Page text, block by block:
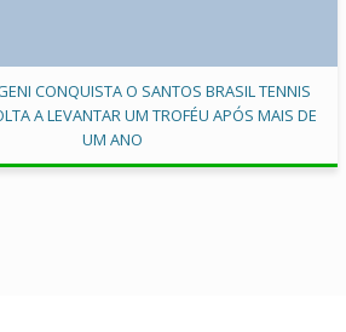
CONQUISTA O SANTOS BRASIL TENNIS
A LEVANTAR UM TROFÉU APÓS MAIS DE
UM ANO